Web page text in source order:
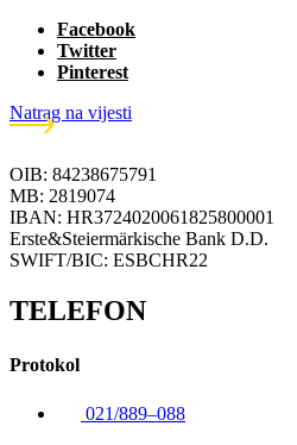
Facebook
Twitter
Pinterest
Natrag na vijesti
OIB: 84238675791
MB: 2819074
IBAN: HR3724020061825800001
Erste&Steiermärkische Bank D.D.
SWIFT/BIC: ESBCHR22
TELEFON
Protokol
021/889–088